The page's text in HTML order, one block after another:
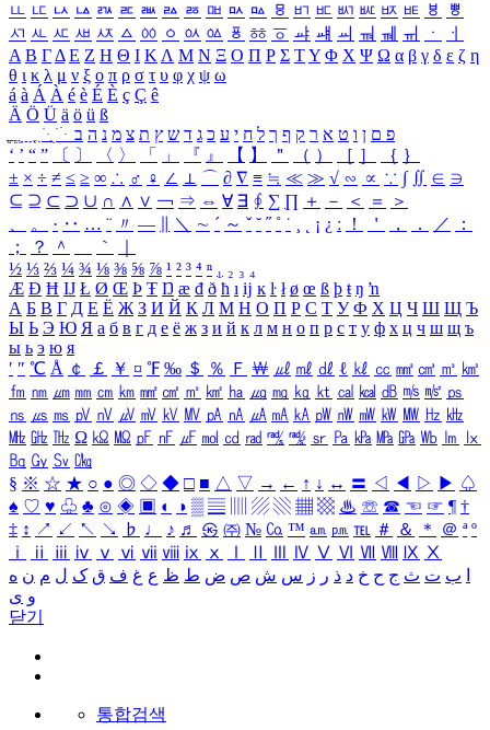
ㅥ ㅦ ㅧ ㅨ ㅩ ㅪ ㅫ ㅬ ㅭ ㅮ ㅯ ㅰ ㅱ ㅲ ㅳ ㅴ ㅵ ㅶ ㅷ ㅸ
ㅹ
ㅺ ㅻ ㅼ ㅽ ㅾ ㅿ ㆀ ㆁ ㆂ ㆃ ㆄ ㆅ ㆆ ㆇ ㆈ ㆉ ㆊ ㆋ ㆌ ㆍ
ㆎ
Α Β ΓΔ Ε Ζ Η Θ Ι ΚΛ Μ Ν Ξ Ο Π Ρ Σ ΤΥ Φ Χ Ψ Ω α β γ δ ε ζ η
θ ι κ λ μ ν ξ ο π ρ σ τ υ φ χ ψ ω
á à Á À é è É È ç Ç ê
Ä Ö Ü ä ö ü ß
ִֶֹ ֻּ ׁׂ פ ם ן ו ט א ר ק ף ך ל ח י ע כ ג ד ש ץ ת צ מ נ ה ב
‘ ’ “ ” 〔 〕 〈 〉 「 」 『 』 【 】 ＂ （ ） ［ ］ ｛ ｝
± × ÷ ≠ ≤ ≥ ∞ ∴ ♂ ♀ ∠ ⊥ ⌒ ∂ ∇ ≡ ≒ ≪ ≫ √ ∽ ∝ ∵ ∫ ∬ ∈ ∋
⊆ ⊇ ⊂ ⊃ ∪ ∩ ∧ ∨ ￢ ⇒ ⇔ ∀ ∃ ∮ ∑ ∏ ＋ － ＜ ＝
＞
、
。 · ‥ … ¨ 〃 ― ＼ ∼ ´ ～ ˇ ˘ ˝ ˚ ˙ ¸ ¡ ¿ ː ！ ＇ ， ． ／
：
；
？ ＾ ｀
½ ⅓ ⅔ ¼ ¾ ⅛ ⅜ ⅝ ⅞ ¹ ² ³ ⁴ ⁿ ₁ ₂ ₃ ₄
Æ Ð Ħ Ĳ Ł Ø Œ Þ Ŧ Ŋ æ đ ð ħ ı ĳ ĸ ŀ ł ø œ ß þ ŧ ŋ ŉ
А Б В Г Д Е Ё Ж З И Й К Л М Н О П Р С Т У Ф Х Ц Ч Ш Щ Ъ
Ы Ь Э Ю Я а б в г д е ё ж з и й к л м н о п р с т у ф х ц ч ш щ ъ
ы ь э ю я
′ ″ ℃ Å ￠ ￡ ￥ ¤ ℉ ‰ ＄ ％ Ｆ ￦ ㎕ ㎖ ㎗ ℓ ㎘ ㏄ ㎣ ㎤ ㎥ ㎦
㎙ ㎚ ㎛ ㎜ ㎝ ㎞ ㎟ ㎠ ㎡ ㎢ ㏊ ㎍ ㎎ ㎏ ㏏ ㎈ ㎉ ㏈ ㎧ ㎨ ㎰
㎱ ㎲ ㎳ ㎴ ㎵ ㎶ ㎷ ㎸ ㎹ ㎀ ㎁ ㎂ ㎃ ㎄ ㎺ ㎻ ㎽ ㎾ ㎿ ㎐ ㎑
㎒ ㎓ ㎔ Ω ㏀ ㏁ ㎊ ㎋ ㎌ ㏖ ㏅ ㎭ ㎮ ㎯ ㏛ ㎩ ㎪ ㎫ ㎬ ㏝ ㏐
㏓
㏃ ㏉ ㏜ ㏆
§ ※ ☆ ★ ○ ● ◎ ◇ ◆ □ ■ △ ▽ → ← ↑ ↓ ↔ 〓 ◁ ◀ ▷ ▶ ♤
♠ ♡ ♥ ♧ ♣ ⊙ ◈ ▣ ◐ ◑ ▒ ▤ ▨ ▧ ▦ ▩ ♨ ☏ ☎ ☜ ☞ ¶ †
‡ ↕ ↗ ↙ ↖ ↘ ♭ ♩ ♪ ♬ ㉿ ㈜ № ㏇ ™ ㏂ ㏘ ℡ ＃ ＆ ＊ ＠ ª º
ⅰ
ⅱ ⅲ ⅳ ⅴ ⅵ ⅶ ⅷ ⅸ ⅹ Ⅳ Ⅴ Ⅵ Ⅶ Ⅷ Ⅸ Ⅹ
ب ت ث ج ح خ د ذ ر ز س ش ص ض ط ظ ع غ ف ق ک ل م ن ه
و ی
닫기
통합검색